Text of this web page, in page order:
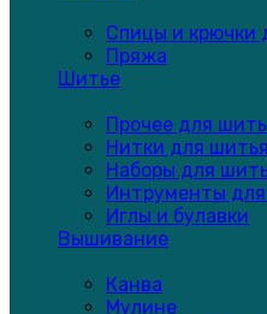
Спицы и крючки
Пряжа
Шитье
Прочее для
Нитки для шитья
Наборы для
Интрументы
Иглы и булавки
Вышивание
Канва
Мулине